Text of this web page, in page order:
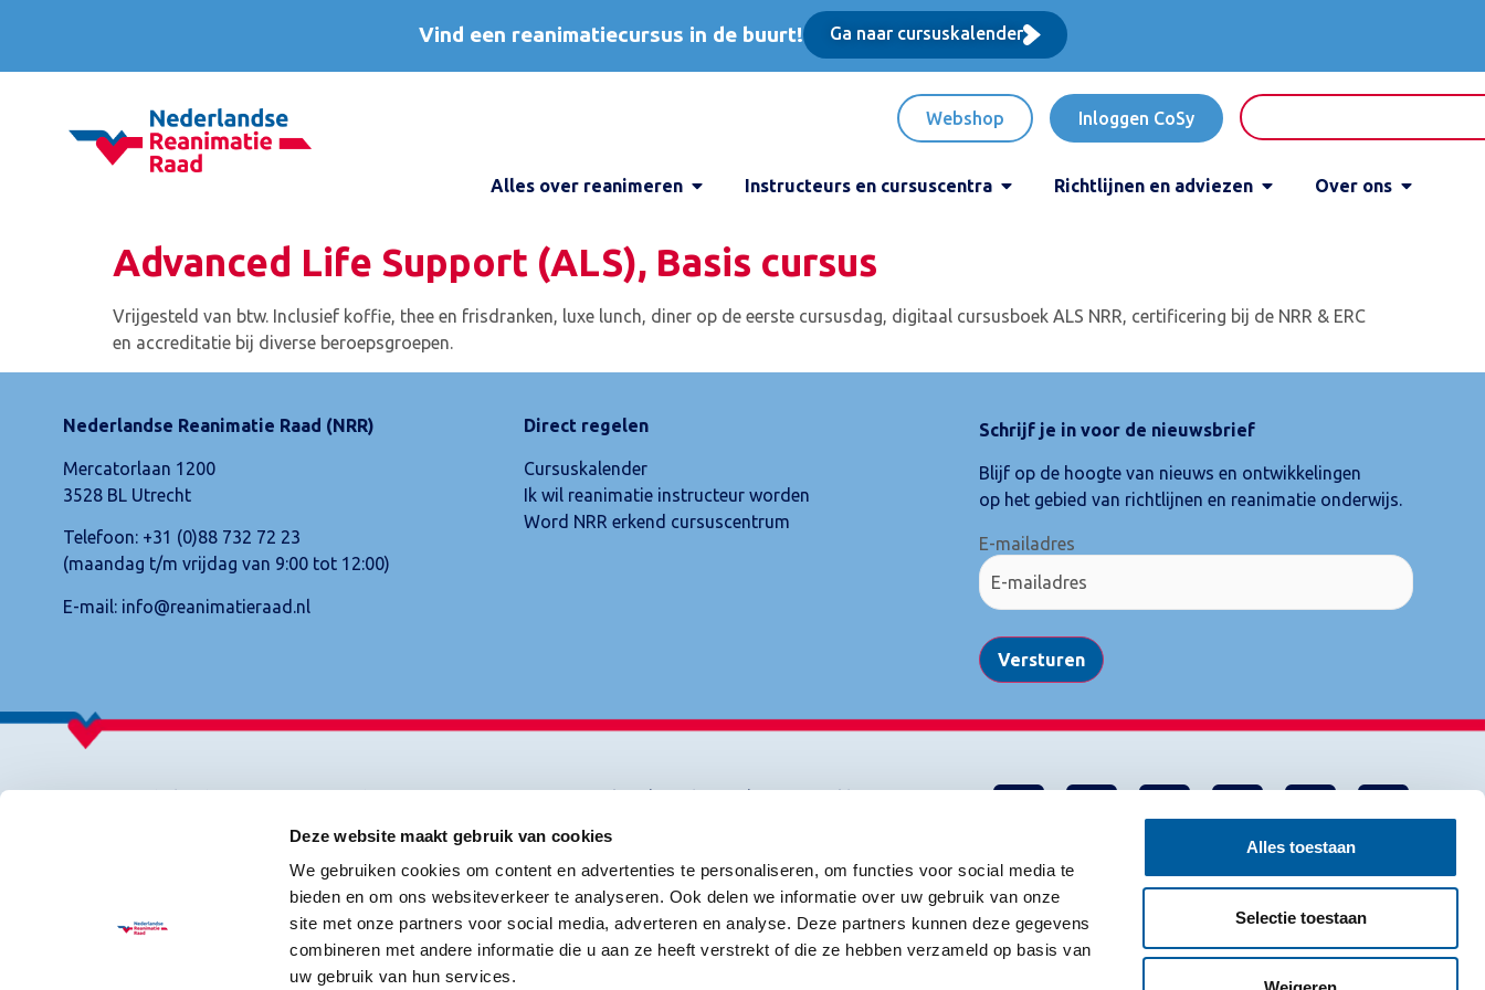
Deze website maakt gebruik van cookies
We gebruiken cookies om content en advertenties te personaliseren, om functies voor social media te
bieden en om ons websiteverkeer te analyseren. Ook delen we informatie over uw gebruik van onze
site met onze partners voor social media, adverteren en analyse. Deze partners kunnen deze gegevens
combineren met andere informatie die u aan ze heeft verstrekt of die ze hebben verzameld op basis van
uw gebruik van hun services.
Alles toestaan
Selectie toestaan
Vind een reanimatiecursus in de buurt! Ga naar cursuskalender
Webshop Inloggen CoSy
Alles over reanimeren Instructeurs en cursuscentra Richtlijnen en adviezen Over ons
Advanced Life Support (ALS), Basis cursus
Vrijgesteld van btw. Inclusief koffie, thee en frisdranken, luxe lunch, diner op de eerste cursusdag, digitaal cursusboek ALS NRR, certificering bij de NRR & ERC
en accreditatie bij diverse beroepsgroepen.
Nederlandse Reanimatie Raad (NRR)
Mercatorlaan 1200
3528 BL Utrecht
Telefoon: +31 (0)88 732 72 23
(maandag t/m vrijdag van 9:00 tot 12:00)
E-mail: info@reanimatieraad.nl
Direct regelen
Cursuskalender
Ik wil reanimatie instructeur worden
Word NRR erkend cursuscentrum
Schrijf je in voor de nieuwsbrief
Blijf op de hoogte van nieuws en ontwikkelingen
op het gebied van richtlijnen en reanimatie onderwijs.
E-mailadres
Versturen